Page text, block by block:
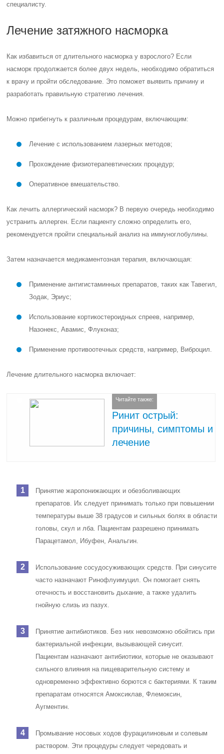
специалисту.
Лечение затяжного насморка
Как избавиться от длительного насморка у взрослого? Если
насморк продолжается более двух недель, необходимо обратиться
к врачу и пройти обследование. Это поможет выявить причину и
разработать правильную стратегию лечения.
Можно прибегнуть к различным процедурам, включающим:
Лечение с использованием лазерных методов;
Прохождение физиотерапевтических процедур;
Оперативное вмешательство.
Как лечить аллергический насморк? В первую очередь необходимо
устранить аллерген. Если пациенту сложно определить его,
рекомендуется пройти специальный анализ на иммуноглобулины.
Затем назначается медикаментозная терапия, включающая:
Применение антигистаминных препаратов, таких как Тавегил,
Зодак, Эриус;
Использование кортикостероидных спреев, например,
Назонекс, Авамис, Флуконаз;
Применение противоотечных средств, например, Виброцил.
Лечение длительного насморка включает:
Читайте также:
Ринит острый:
причины, симптомы и
лечение
Принятие жаропонижающих и обезболивающих
препаратов. Их следует принимать только при повышении
температуры выше 38 градусов и сильных болях в области
головы, скул и лба. Пациентам разрешено принимать
Парацетамол, Ибуфен, Анальгин.
Использование сосудосуживающих средств. При синусите
часто назначают Ринофлуимуцил. Он помогает снять
отечность и восстановить дыхание, а также удалить
гнойную слизь из пазух.
Принятие антибиотиков. Без них невозможно обойтись при
бактериальной инфекции, вызывающей синусит.
Пациентам назначают антибиотики, которые не оказывают
сильного влияния на пищеварительную систему и
одновременно эффективно борются с бактериями. К таким
препаратам относятся Амоксиклав, Флемоксин,
Аугментин.
Промывание носовых ходов фурацилиновым и солевым
раствором. Эти процедуры следует чередовать и